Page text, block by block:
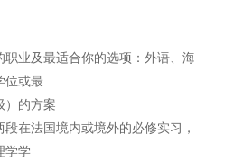
业及最适合你的选项：外语、海
位或最
）的方案
在法国境内或境外的必修实习，
学学